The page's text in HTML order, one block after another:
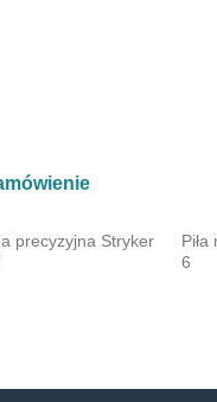
precyzyjna Stryker
6